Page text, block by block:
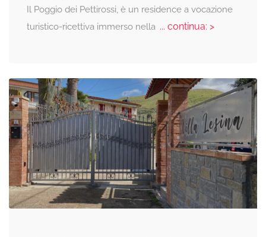
Il Poggio dei Pettirossi, è un residence a vocazione
turistico-ricettiva immerso nella... continua: >